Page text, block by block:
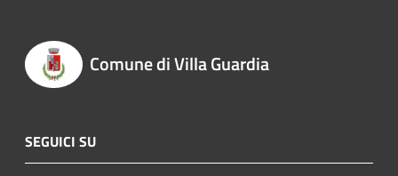
Comune di Villa Guardia
SEGUICI SU